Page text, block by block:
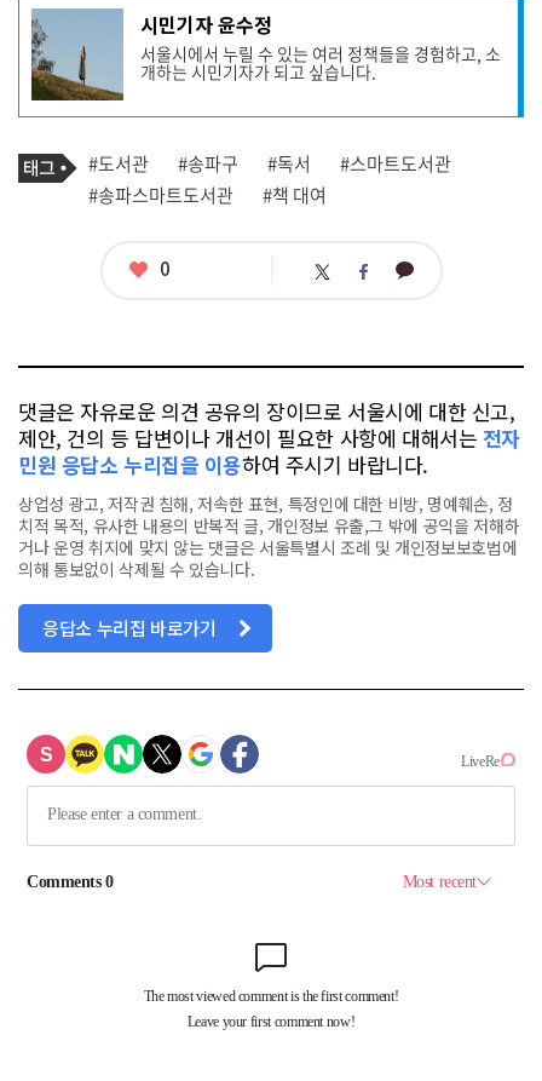
기
사
작
성
자
프
필
시민기자 윤수정
서울시에서 누릴 수 있는 여러 정책들을 경험하고, 소
개하는 시민기자가 되고 싶습니다.
기
사
관
련
태
그
#도서관 #송파구 #독서
#스마트도서관
#송파스마트도서관
#책 대여
좋
0 트 페 카
댓글은 자유로운 의견 공유의 장이므로 서울시에 대한 신고,
제안, 건의 등 답변이나 개선이 필요한 사항에 대해서는 전자
민원 응답소 누리집을 이용하여 주시기 바랍니다.
상업성 광고, 저작권 침해, 저속한 표현, 특정인에 대한 비방, 명예훼손, 정
치적 목적, 유사한 내용의 반복적 글, 개인정보 유출,그 밖에 공익을 저해하
거나 운영 취지에 맞지 않는 댓글은 서울특별시 조례 및 개인정보보호법에
의해 통보없이 삭제될 수 있습니다.
응답소 누리집 바로가기